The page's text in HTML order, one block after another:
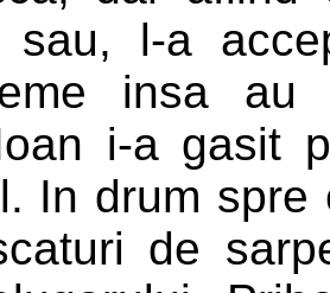
sau, l-a
insa au
i-a gasit
In drum
de